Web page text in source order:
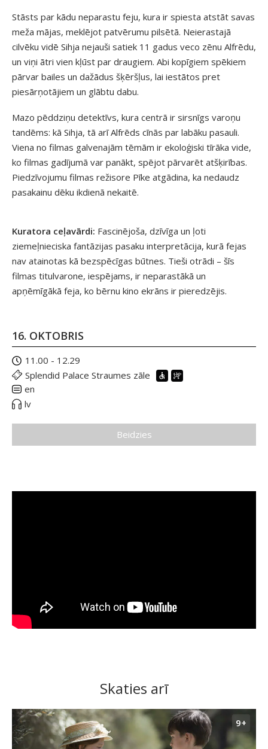
Stāsts par kādu neparastu feju, kura ir spiesta atstāt savas
meža mājas, meklējot patvērumu pilsētā. Neierastajā
cilvēku vidē Sihja nejauši satiek 11 gadus veco zēnu Alfrēdu,
un viņi ātri vien kļūst par draugiem. Abi kopīgiem spēkiem
pārvar bailes un dažādus šķēršļus, lai iestātos pret
piesārņotājiem un glābtu dabu.
Mazo pēddziņu detektīvs, kura centrā ir sirsnīgs varoņu
tandēms: kā Sihja, tā arī Alfrēds cīnās par labāku pasauli.
Viena no filmas galvenajām tēmām ir ekoloģiski tīrāka vide,
ko filmas gadījumā var panākt, spējot pārvarēt atšķirības.
Piedzīvojumu filmas režisore Pīke atgādina, ka nedaudz
pasakainu dēku ikdienā nekaitē.
Kuratora ceļavārdi: Fascinējoša, dzīvīga un ļoti
ziemeļnieciska fantāzijas pasaku interpretācija, kurā fejas
nav atainotas kā bezspēcīgas būtnes. Tieši otrādi – šīs
filmas titulvarone, iespējams, ir neparastākā un
apņēmīgākā feja, ko bērnu kino ekrāns ir pieredzējis.
16. OKTOBRIS
11.00 - 12.29
Splendid Palace Straumes zāle
en
lv
Beidzies
Skaties arī
9+